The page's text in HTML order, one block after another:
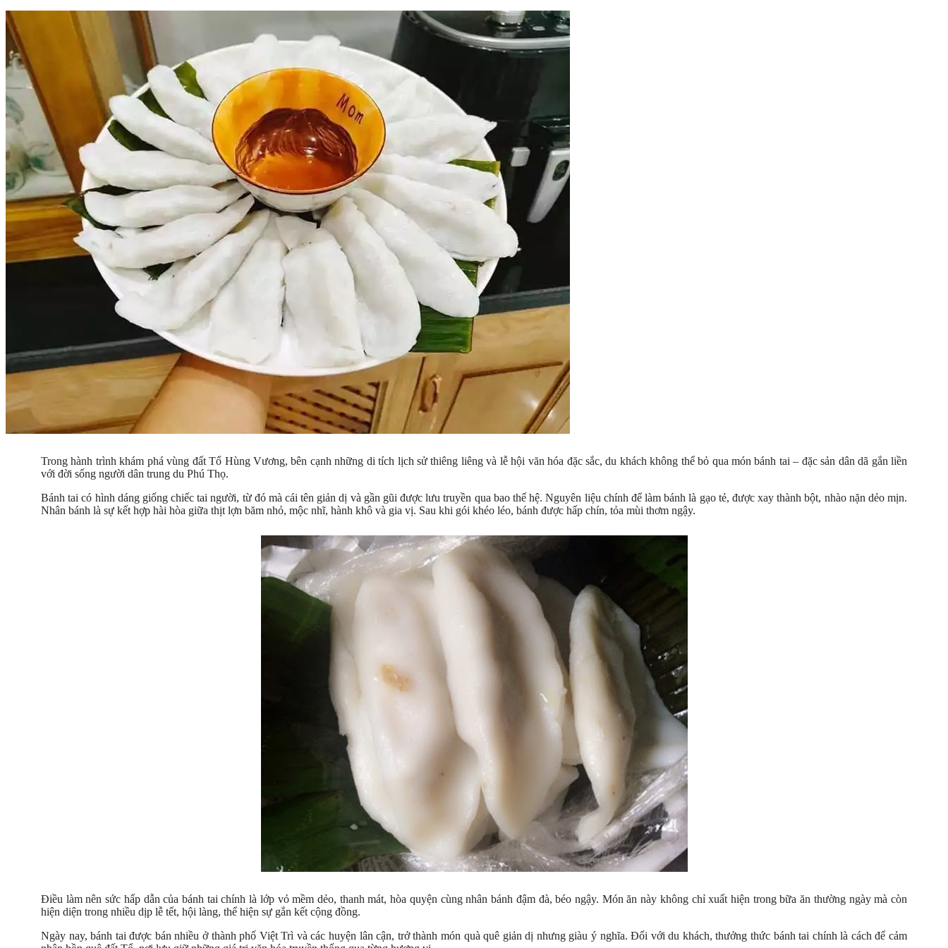
Trong hành trình khám phá vùng đất Tổ Hùng Vương, bên cạnh những di tích lịch sử thiêng liêng và lễ hội văn hóa đặc sắc, du khách không thể bỏ qua món bánh tai – đặc sản dân dã gắn liền
với đời sống người dân trung du Phú Thọ.
Bánh tai có hình dáng giống chiếc tai người, từ đó mà cái tên giản dị và gần gũi được lưu truyền qua bao thế hệ. Nguyên liệu chính để làm bánh là gạo tẻ, được xay thành bột, nhào nặn dẻo mịn.
Nhân bánh là sự kết hợp hài hòa giữa thịt lợn băm nhỏ, mộc nhĩ, hành khô và gia vị. Sau khi gói khéo léo, bánh được hấp chín, tỏa mùi thơm ngậy.
Điều làm nên sức hấp dẫn của bánh tai chính là lớp vỏ mềm dẻo, thanh mát, hòa quyện cùng nhân bánh đậm đà, béo ngậy. Món ăn này không chỉ xuất hiện trong bữa ăn thường ngày mà còn
hiện diện trong nhiều dịp lễ tết, hội làng, thể hiện sự gắn kết cộng đồng.
Ngày nay, bánh tai được bán nhiều ở thành phố Việt Trì và các huyện lân cận, trở thành món quà quê giản dị nhưng giàu ý nghĩa. Đối với du khách, thưởng thức bánh tai chính là cách để cảm